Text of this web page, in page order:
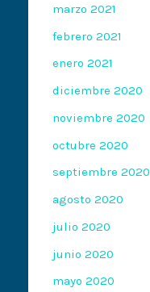
marzo 2021
febrero 2021
enero 2021
diciembre 2020
noviembre 2020
octubre 2020
septiembre 2020
agosto 2020
julio 2020
junio 2020
mayo 2020